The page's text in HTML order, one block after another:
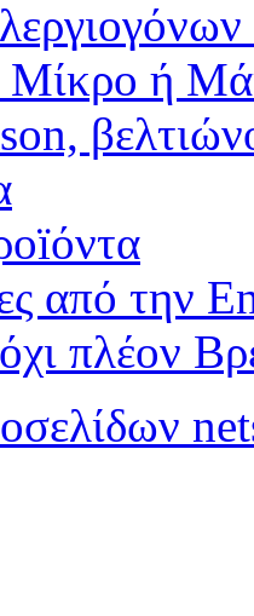
Μίκρο ή
από την
πλέον